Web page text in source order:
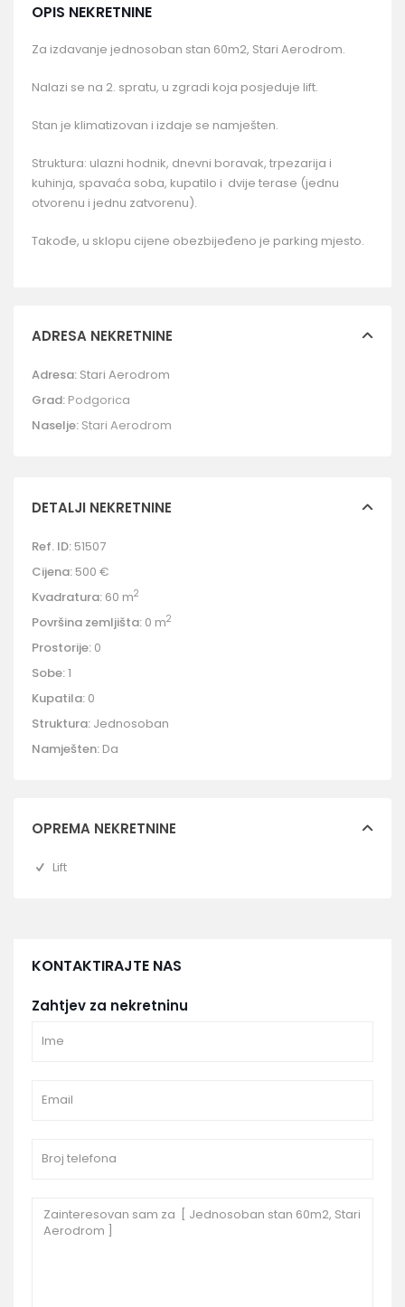
OPIS NEKRETNINE
Za izdavanje jednosoban stan 60m2, Stari Aerodrom.
Nalazi se na 2. spratu, u zgradi koja posjeduje lift.
Stan je klimatizovan i izdaje se namješten.
Struktura: ulazni hodnik, dnevni boravak, trpezarija i
kuhinja, spavaća soba, kupatilo i dvije terase (jednu
otvorenu i jednu zatvorenu).
Takođe, u sklopu cijene obezbijeđeno je parking mjesto.
ADRESA NEKRETNINE
Adresa: Stari Aerodrom
Grad: Podgorica
Naselje: Stari Aerodrom
DETALJI NEKRETNINE
Ref. ID: 51507
Cijena: 500 €
Kvadratura: 60 m2
Površina zemljišta: 0 m2
Prostorije: 0
Sobe:1
Kupatila: 0
Struktura: Jednosoban
Namješten: Da
OPREMA NEKRETNINE
Lift
KONTAKTIRAJTE NAS
Zahtjev za nekretninu